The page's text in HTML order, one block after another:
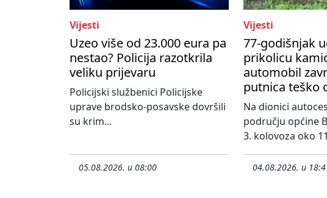
Vijesti
Uzeo više od 23.000 eura pa
nestao? Policija razotkrila
veliku prijevaru
Policijski službenici Policijske
uprave brodsko-posavske dovršili
su krim...
05.08.2026. u 08:00
Vijesti
77-godišnjak
prikolicu
automobil
putnica teško
Na dionici
području općine
3. kolovoza oko
04.08.2026. u